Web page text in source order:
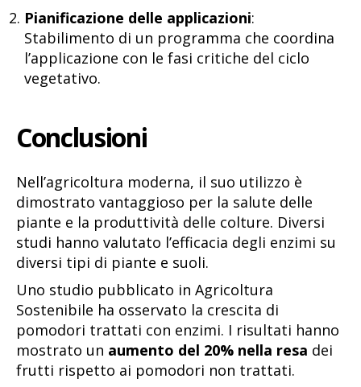
Pianificazione delle applicazioni:
Stabilimento di un programma che coordina
l’applicazione con le fasi critiche del ciclo
vegetativo.
Conclusioni
Nell’agricoltura moderna, il suo utilizzo è
dimostrato vantaggioso per la salute delle
piante e la produttività delle colture. Diversi
studi hanno valutato l’efficacia degli enzimi su
diversi tipi di piante e suoli.
Uno studio pubblicato in Agricoltura
Sostenibile ha osservato la crescita di
pomodori trattati con enzimi. I risultati hanno
mostrato un aumento del 20% nella resa dei
frutti rispetto ai pomodori non trattati.